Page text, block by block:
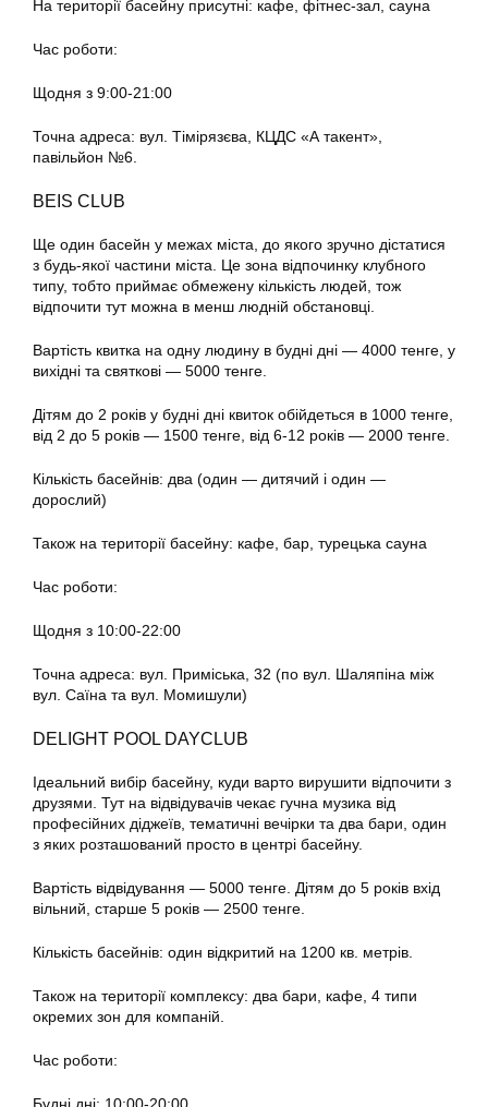
На території басейну присутні: кафе, фітнес-зал, сауна
Час роботи:
Щодня з 9:00-21:00
Точна адреса: вул. Тімірязєва, КЦДС «А такент»,
павільйон №6.
BEIS CLUB
Ще один басейн у межах міста, до якого зручно дістатися
з будь-якої частини міста. Це зона відпочинку клубного
типу, тобто приймає обмежену кількість людей, тож
відпочити тут можна в менш людній обстановці.
Вартість квитка на одну людину в будні дні — 4000 тенге, у
вихідні та святкові — 5000 тенге.
Дітям до 2 років у будні дні квиток обійдеться в 1000 тенге,
від 2 до 5 років — 1500 тенге, від 6-12 років — 2000 тенге.
Кількість басейнів: два (один — дитячий і один —
дорослий)
Також на території басейну: кафе, бар, турецька сауна
Час роботи:
Щодня з 10:00-22:00
Точна адреса: вул. Приміська, 32 (по вул. Шаляпіна між
вул. Саїна та вул. Момишули)
DELIGHT POOL DAYCLUB
Ідеальний вибір басейну, куди варто вирушити відпочити з
друзями. Тут на відвідувачів чекає гучна музика від
професійних діджеїв, тематичні вечірки та два бари, один
з яких розташований просто в центрі басейну.
Вартість відвідування — 5000 тенге. Дітям до 5 років вхід
вільний, старше 5 років — 2500 тенге.
Кількість басейнів: один відкритий на 1200 кв. метрів.
Також на території комплексу: два бари, кафе, 4 типи
окремих зон для компаній.
Час роботи: